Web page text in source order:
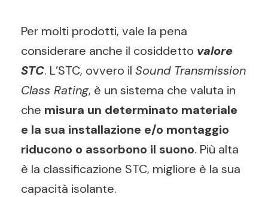
Per molti prodotti, vale la pena
considerare anche il cosiddetto valore
STC. L’STC, ovvero il Sound Transmission
Class Rating, è un sistema che valuta in
che misura un determinato materiale
e la sua installazione e/o montaggio
riducono o assorbono il suono. Più alta
è la classificazione STC, migliore è la sua
capacità isolante.